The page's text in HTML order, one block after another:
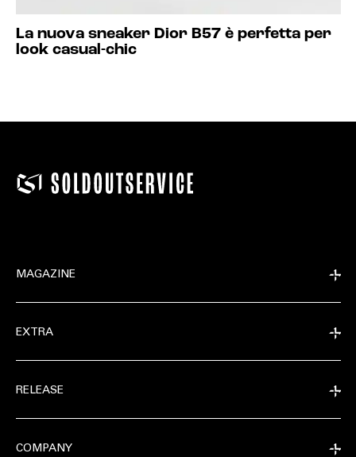
La nuova sneaker Dior B57 è perfetta per
look casual-chic
MAGAZINE
EXTRA
RELEASE
COMPANY